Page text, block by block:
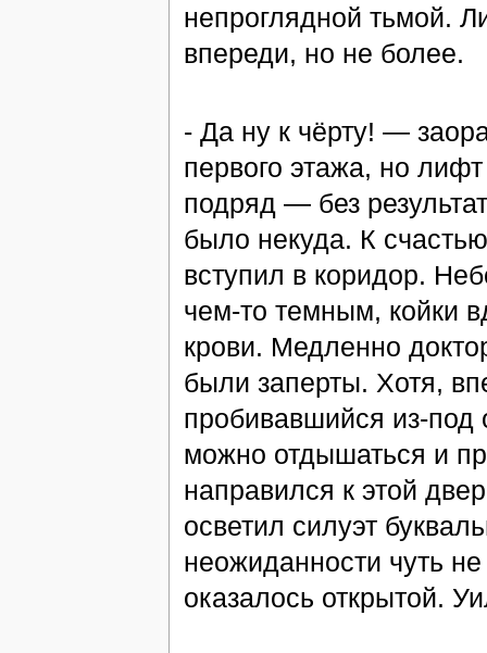
непроглядной тьмой.
впереди, но не более.
- Да ну к чёрту! —
первого этажа, но
подряд — без
было некуда. К
вступил в коридор.
чем-то темным, койки
крови. Медленно
были заперты. Хотя,
пробивавшийся из-под
можно отдышаться и
направился к этой
осветил силуэт
неожиданности чуть
оказалось открытой.